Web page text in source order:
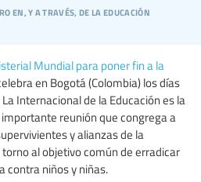
en, y a través, de la educación
Mundial para poner fin a la
en Bogotá (Colombia) los días
Internacional de la Educación es la
reunión que congrega a
y alianzas de la
al objetivo común de erradicar
contra niños y niñas.